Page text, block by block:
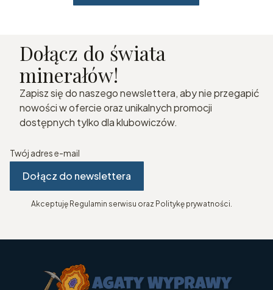
Dołącz do świata
minerałów!
Zapisz się do naszego newslettera, aby nie przegapić
nowości w ofercie oraz unikalnych promocji
dostępnych tylko dla klubowiczów.
Twój adres e-mail
Dołącz do newslettera
Akceptuję Regulamin serwisu oraz Politykę prywatności.